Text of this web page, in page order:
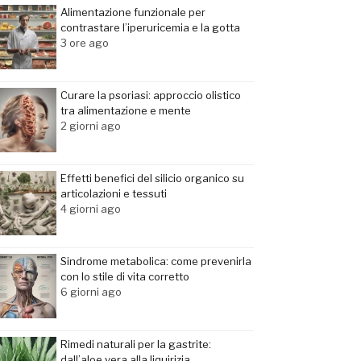
Alimentazione funzionale per
contrastare l’iperuricemia e la gotta
3 ore ago
Curare la psoriasi: approccio olistico
tra alimentazione e mente
2 giorni ago
Effetti benefici del silicio organico su
articolazioni e tessuti
4 giorni ago
Sindrome metabolica: come prevenirla
con lo stile di vita corretto
6 giorni ago
Rimedi naturali per la gastrite: